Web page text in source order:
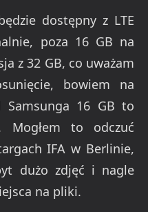
dostępny z LTE
poza 16 GB na
z 32 GB, co uważam
bowiem na
16 GB to
Mogłem to odczuć
IFA w Berlinie,
dużo zdjęć i nagle
na pliki.